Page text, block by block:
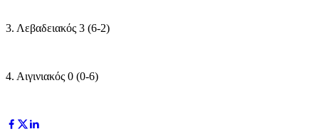
3. Λεβαδειακός 3 (6-2)
4. Αιγινιακός 0 (0-6)